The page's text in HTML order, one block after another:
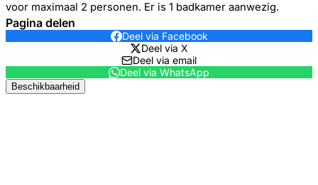
voor maximaal 2 personen. Er is 1 badkamer aanwezig.
Pagina delen
Deel via Facebook
Deel via X
Deel via email
Deel via WhatsApp
Beschikbaarheid